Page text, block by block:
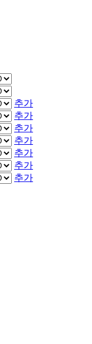
추가
추가
추가
추가
추가
추가
추가